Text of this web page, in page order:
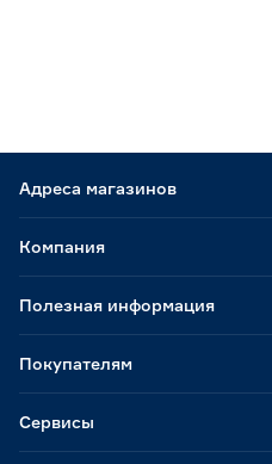
Адреса магазинов
Компания
Полезная информация
Покупателям
Сервисы